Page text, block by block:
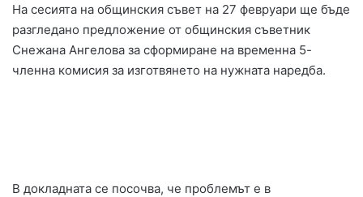
На сесията на общинския съвет на 27 февруари ще бъде
разгледано предложение от общинския съветник
Снежана Ангелова за сформиране на временна 5-
членна комисия за изготвянето на нужната наредба.
В докладната се посочва, че проблемът е в